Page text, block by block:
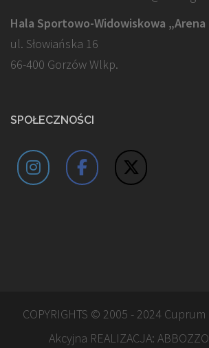
Hala Sportowo-Widowiskowa „Arena
ul. Słowiańska 16
66-400 Gorzów Wlkp.
SPOŁECZNOŚCI
COPYRIGHTS © 2005 - 2024
Akcyjna REALIZACJA: